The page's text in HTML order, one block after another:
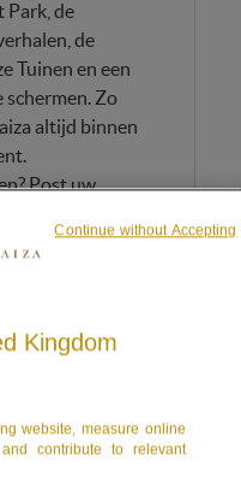
Park, de
de
Tuinen en een
schermen. Zo
altijd binnen
Post uw
Kingdom
website, measure online
contribute to relevant
Continue without Accepting